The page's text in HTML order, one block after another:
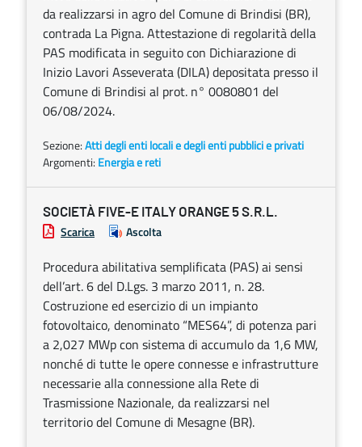
da realizzarsi in agro del Comune di Brindisi (BR),
contrada La Pigna. Attestazione di regolarità della
PAS modificata in seguito con Dichiarazione di
Inizio Lavori Asseverata (DILA) depositata presso il
Comune di Brindisi al prot. n° 0080801 del
06/08/2024.
Sezione:Atti degli enti locali e degli enti pubblici e privati
Argomenti: Energia e reti
SOCIETÀ FIVE-E ITALY ORANGE 5 S.R.L.
Scarica Ascolta
Procedura abilitativa semplificata (PAS) ai sensi
dell’art. 6 del D.Lgs. 3 marzo 2011, n. 28.
Costruzione ed esercizio di un impianto
fotovoltaico, denominato “MES64”, di potenza pari
a 2,027 MWp con sistema di accumulo da 1,6 MW,
nonché di tutte le opere connesse e infrastrutture
necessarie alla connessione alla Rete di
Trasmissione Nazionale, da realizzarsi nel
territorio del Comune di Mesagne (BR).